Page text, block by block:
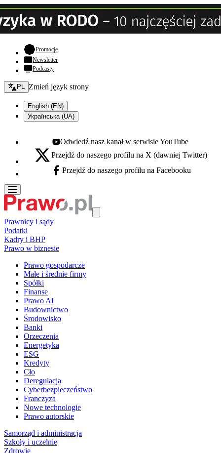
Promocje- otwiera się w nowej karcie
Newsletter
Podcasty
Zmień język - bieżący:
PL Zmień język strony
English (EN)
Українська (UA)
Youtube - otwiera się w nowej karcie
Odwiedź nasz kanał w serwisie YouTube
X - otwiera się w nowej karcie
Przejdź do naszego profilu na X (dawniej Twitter)
Facebook - otwiera się w nowej karcie
Przejdź do naszego profilu na Facebooku
Prawnicy i sądy
Podatki
Kadry i BHP
Prawo w biznesie
Prawo gospodarcze
Małe i średnie firmy
Spółki
Finanse
Prawo AI
Budownictwo
Środowisko
Banki
Orzeczenia
Energetyka
ESG
Kredyty
Cło
Deregulacja
Cyberbezpieczeństwo
Franczyza
Nowe technologie
Prawo autorskie
Samorząd i administracja
Szkoły i uczelnie
Zdrowie